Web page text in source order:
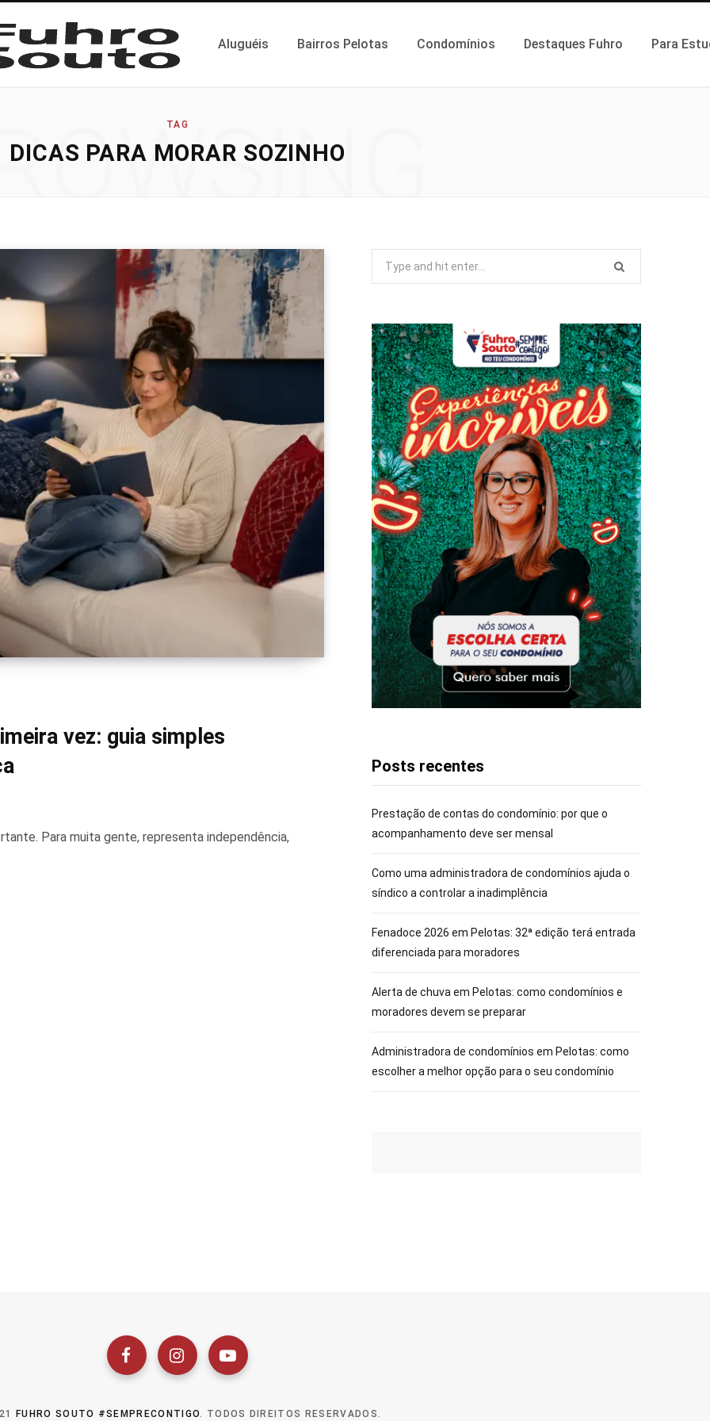
Aluguéis Bairros Pelotas Condomínios Destaques Fuhro Para
TAG
DICAS PARA MORAR SOZINHO
vez: guia simples
Para muita gente, representa independência,
Posts recentes
Prestação de contas do condomínio: por que o
acompanhamento deve ser mensal
Como uma administradora de condomínios ajuda o
síndico a controlar a inadimplência
Fenadoce 2026 em Pelotas: 32ª edição terá entrada
diferenciada para moradores
Alerta de chuva em Pelotas: como condomínios e
moradores devem se preparar
Administradora de condomínios em Pelotas: como
escolher a melhor opção para o seu condomínio
FUHRO SOUTO #SEMPRECONTIGO . TODOS DIREITOS RESERVADOS.